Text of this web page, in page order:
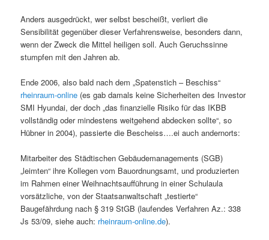
Anders ausgedrückt, wer selbst bescheißt, verliert die
Sensibilität gegenüber dieser Verfahrensweise, besonders dann,
wenn der Zweck die Mittel heiligen soll. Auch Geruchssinne
stumpfen mit den Jahren ab.
Ende 2006, also bald nach dem „Spatenstich – Beschiss“
rheinraum-online (es gab damals keine Sicherheiten des Investor
SMI Hyundai, der doch „das finanzielle Risiko für das IKBB
vollständig oder mindestens weitgehend abdecken sollte“, so
Hübner in 2004), passierte die Bescheiss….ei auch andernorts:
Mitarbeiter des Städtischen Gebäudemanagements (SGB)
„leimten“ ihre Kollegen vom Bauordnungsamt, und produzierten
im Rahmen einer Weihnachtsaufführung in einer Schulaula
vorsätzliche, von der Staatsanwaltschaft „testierte“
Baugefährdung nach § 319 StGB (laufendes Verfahren Az.: 338
Js 53/09, siehe auch: rheinraum-online.de).